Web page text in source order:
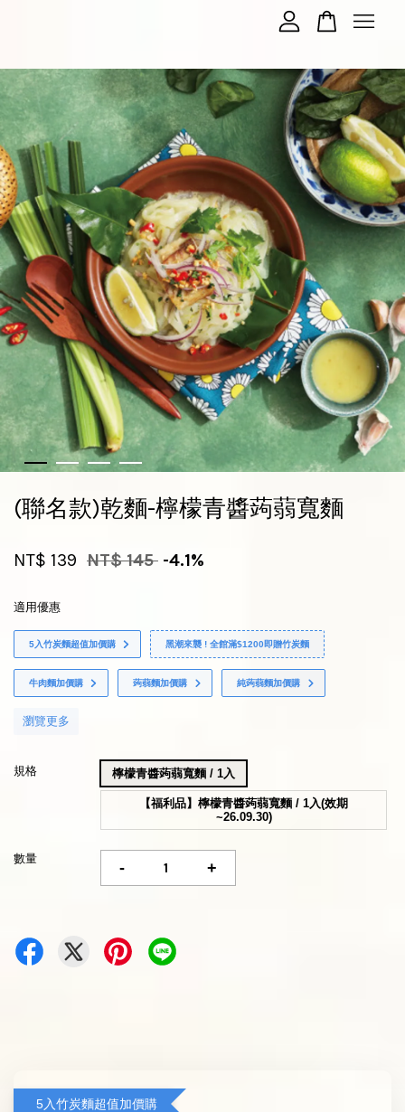
(聯名款)乾麵-檸檬青醬蒟蒻寬麵
NT$ 139 NT$ 145 -4.1%
適用優惠
5入竹炭麵超值加價購 黑潮來襲 ! 全館滿$1200即贈竹炭麵
牛肉麵加價購 蒟蒻麵加價購 純蒟蒻麵加價購
瀏覽更多
規格 檸檬青醬蒟蒻寬麵 / 1入
【福利品】檸檬青醬蒟蒻寬麵 / 1入(效期
~26.09.30)
數量
- +
5入竹炭麵超值加價購
您的購物車目前還是空的。
繼續購物